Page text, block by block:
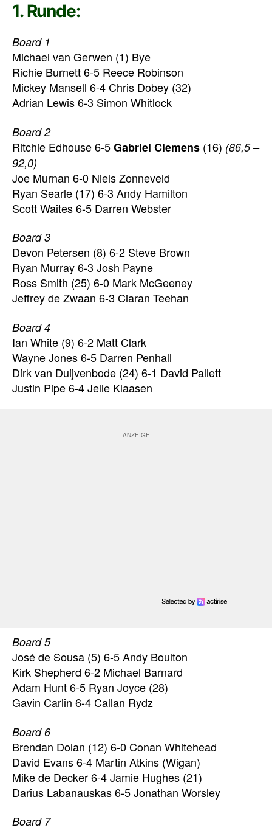
1. Runde:
Board 1
Michael van Gerwen (1) Bye
Richie Burnett 6-5 Reece Robinson
Mickey Mansell 6-4 Chris Dobey (32)
Adrian Lewis 6-3 Simon Whitlock
Board 2
Ritchie Edhouse 6-5Gabriel Clemens (16) (86,5 –
92,0)
Joe Murnan 6-0 Niels Zonneveld
Ryan Searle (17) 6-3 Andy Hamilton
Scott Waites 6-5 Darren Webster
Board 3
Devon Petersen (8) 6-2 Steve Brown
Ryan Murray 6-3 Josh Payne
Ross Smith (25) 6-0 Mark McGeeney
Jeffrey de Zwaan 6-3 Ciaran Teehan
Board 4
Ian White (9) 6-2 Matt Clark
Wayne Jones 6-5 Darren Penhall
Dirk van Duijvenbode (24) 6-1 David Pallett
Justin Pipe 6-4 Jelle Klaasen
Board 5
José de Sousa (5) 6-5 Andy Boulton
Kirk Shepherd 6-2 Michael Barnard
Adam Hunt 6-5 Ryan Joyce (28)
Gavin Carlin 6-4 Callan Rydz
Board 6
Brendan Dolan (12) 6-0 Conan Whitehead
David Evans 6-4 Martin Atkins (Wigan)
Mike de Decker 6-4 Jamie Hughes (21)
Darius Labanauskas 6-5 Jonathan Worsley
Board 7